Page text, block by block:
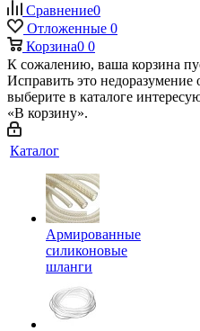
Сравнение0
Отложенные 0
Корзина0 0
К сожалению, ваша корзина
Исправить это недоразумение
выберите в каталоге
«В корзину».
Каталог
Армированные
силиконовые
шланги